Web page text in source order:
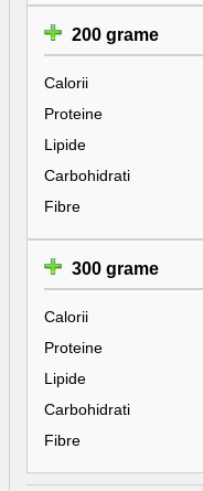
200 grame
Calorii
Proteine
Lipide
Carbohidrati
Fibre
300 grame
Calorii
Proteine
Lipide
Carbohidrati
Fibre